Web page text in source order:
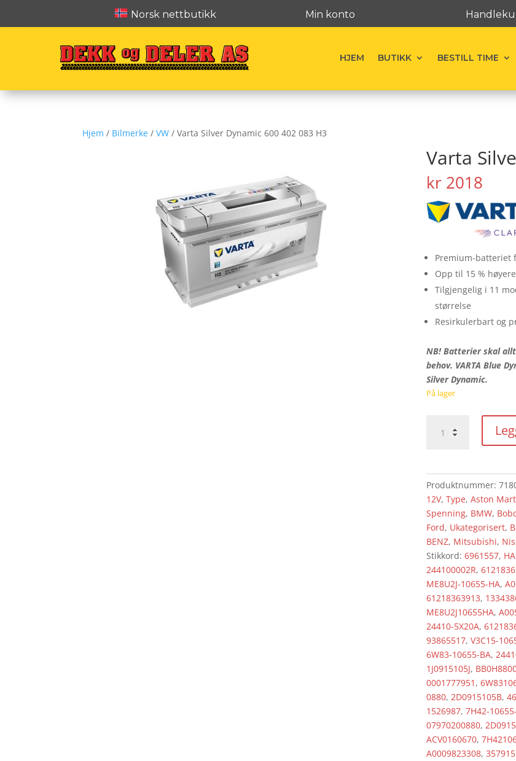
Norsk nettbutikk Min konto
HJEM BUTIKK BESTILL TIME
Hjem / Bilmerke /VW / Varta Silver Dynamic 600 402 083 H3
Varta
kr2018
Premium-batteriet
Opp til 15 %
Tilgjengelig i 11
størrelse
Resirkulerbart og
NB! Batterier skal
behov. VARTA Blue
Silver Dynamic.
På lager
Silver
402
083
H3
antall
Produktnummer:
12V, Type, Aston
Spenning, BMW,
Ford, Ukategorisert,
BENZ, Mitsubishi,
Stikkord: 6961557,
244100002R,
ME8U2J-10655-HA,
61218363913,
ME8U2J10655HA,
24410-5X20A,
93865517, V3C15-
6W83-10655-BA,
1J0915105J,
0001777951 ,
0880, 2D0915105B,
1526987, 7H42-
07970200880,
ACV0160670,
A0009823308,